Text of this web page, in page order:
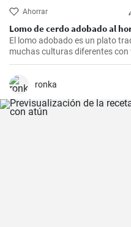
Ahorrar
Lomo de cerdo adobado al
El lomo adobado es un plato
muchas culturas diferentes con
sencilla y deliciosa que
cerdo marinado (adobado) en
antes de ser asado hasta
ronka